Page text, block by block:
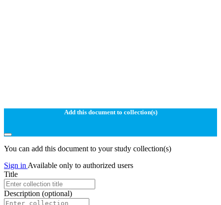
Add this document to collection(s)
You can add this document to your study collection(s)
Sign in Available only to authorized users
Title
Description (optional)